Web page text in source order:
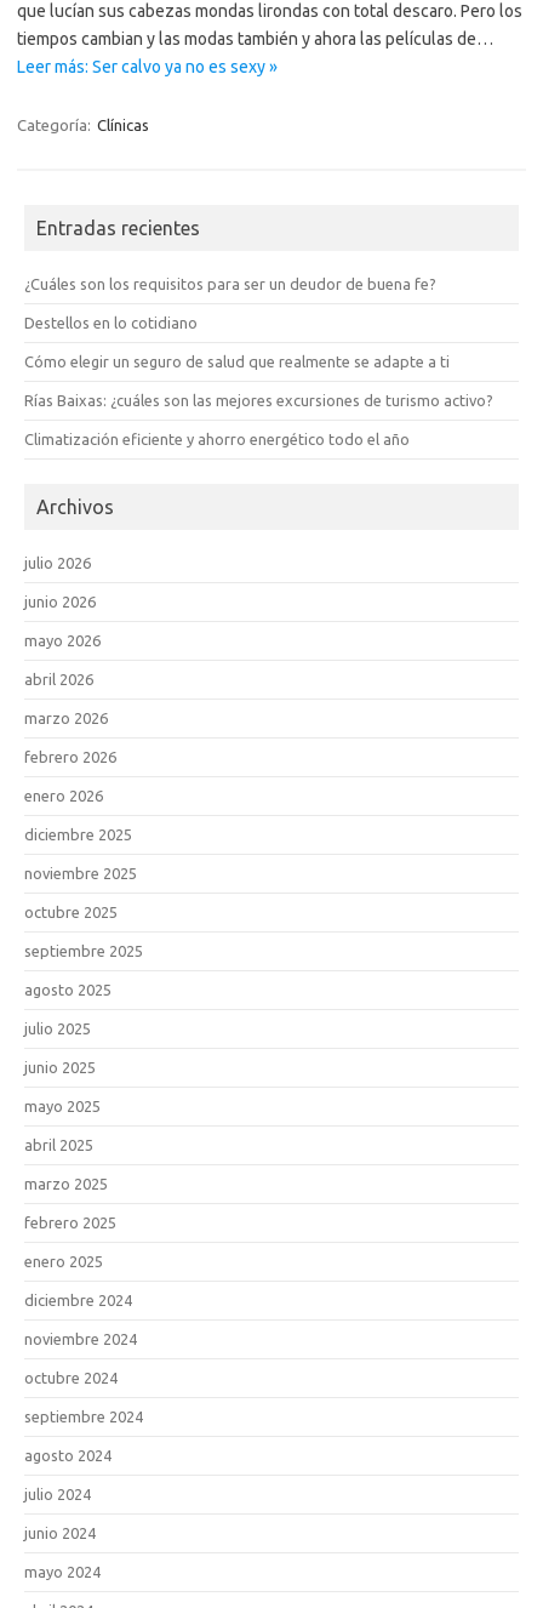
que lucían sus cabezas mondas lirondas con total descaro. Pero los
tiempos cambian y las modas también y ahora las películas de…
Leer más: Ser calvo ya no es sexy »
Categoría: Clínicas
Entradas recientes
¿Cuáles son los requisitos para ser un deudor de buena fe?
Destellos en lo cotidiano
Cómo elegir un seguro de salud que realmente se adapte a ti
Rías Baixas: ¿cuáles son las mejores excursiones de turismo activo?
Climatización eficiente y ahorro energético todo el año
Archivos
julio 2026
junio 2026
mayo 2026
abril 2026
marzo 2026
febrero 2026
enero 2026
diciembre 2025
noviembre 2025
octubre 2025
septiembre 2025
agosto 2025
julio 2025
junio 2025
mayo 2025
abril 2025
marzo 2025
febrero 2025
enero 2025
diciembre 2024
noviembre 2024
octubre 2024
septiembre 2024
agosto 2024
julio 2024
junio 2024
mayo 2024